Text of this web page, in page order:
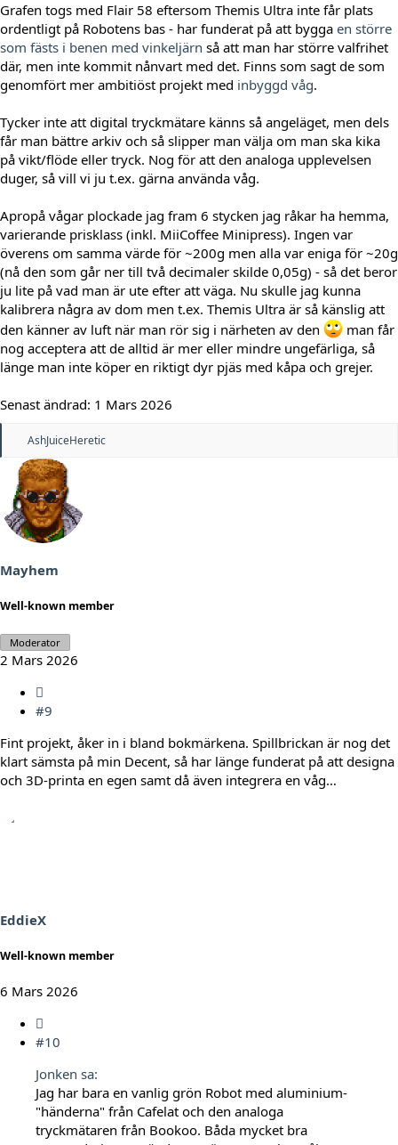
Grafen togs med Flair 58 eftersom Themis Ultra inte får plats
ordentligt på Robotens bas - har funderat på att bygga en större
som fästs i benen med vinkeljärn så att man har större valfrihet
där, men inte kommit nånvart med det. Finns som sagt de som
genomfört mer ambitiöst projekt med inbyggd våg.
Tycker inte att digital tryckmätare känns så angeläget, men dels
får man bättre arkiv och så slipper man välja om man ska kika
på vikt/flöde eller tryck. Nog för att den analoga upplevelsen
duger, så vill vi ju t.ex. gärna använda våg.
Apropå vågar plockade jag fram 6 stycken jag råkar ha hemma,
varierande prisklass (inkl. MiiCoffee Minipress). Ingen var
överens om samma värde för ~200g men alla var eniga för ~20g
(nå den som går ner till två decimaler skilde 0,05g) - så det beror
ju lite på vad man är ute efter att väga. Nu skulle jag kunna
kalibrera några av dom men t.ex. Themis Ultra är så känslig att
den känner av luft när man rör sig i närheten av den
man får
nog acceptera att de alltid är mer eller mindre ungefärliga, så
länge man inte köper en riktigt dyr pjäs med kåpa och grejer.
Senast ändrad: 1 Mars 2026
R
a
c
t
i
o
n
:
AshJuiceHeretic
Mayhem
Well-known member
Moderator
2 Mars 2026
#9
Fint projekt, åker in i bland bokmärkena. Spillbrickan är nog det
klart sämsta på min Decent, så har länge funderat på att designa
och 3D-printa en egen samt då även integrera en våg…
EddieX
Well-known member
6 Mars 2026
#10
Jonken sa:
Jag har bara en vanlig grön Robot med aluminium-
"händerna" från Cafelat och den analoga
tryckmätaren från Bookoo. Båda mycket bra